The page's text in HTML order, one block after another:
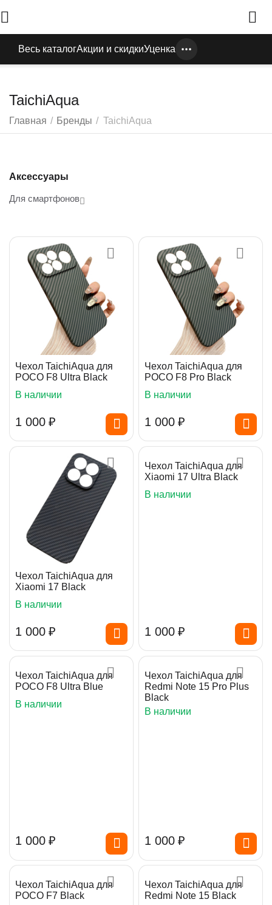
Весь каталогАкции и скидкиУценка
TaichiAqua
Главная / Бренды / TaichiAqua
Аксессуары
Для смартфонов
Чехол TaichiAqua для
POCO F8 Ultra Black
В наличии
1 000 ₽
Чехол TaichiAqua для
POCO F8 Pro Black
В наличии
1 000 ₽
Чехол TaichiAqua для
Xiaomi 17 Black
В наличии
1 000 ₽
Чехол TaichiAqua для
Xiaomi 17 Ultra Black
В наличии
1 000 ₽
Чехол TaichiAqua для
POCO F8 Ultra Blue
В наличии
1 000 ₽
Чехол TaichiAqua для
Redmi Note 15 Pro Plus
Black
В наличии
1 000 ₽
Чехол TaichiAqua для
POCO F7 Black
Чехол TaichiAqua для
Redmi Note 15 Black